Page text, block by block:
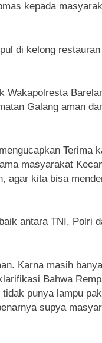
kepada
di kelong
Wakapolresta
Galang aman
Terima
masyarakat
agar kita bisa
antara TNI, Polri
Karna masih
Bahwa
punya lampu
supya